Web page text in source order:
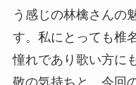
う感じの林檎さんの
す。私にとっても椎
憧れであり歌い方に
敬の気持ちと、今回